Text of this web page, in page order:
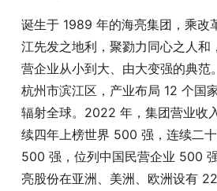
诞生于 1989 年的海亮集团，乘改
江先发之地利，聚勠力同心之人和
营企业从小到大、由大变强的典范
杭州市滨江区，产业布局 12 个国
辐射全球。2022 年，集团营业收
续四年上榜世界 500 强，连续二
500 强，位列中国民营企业 500
亮股份在亚洲、美洲、欧洲设有